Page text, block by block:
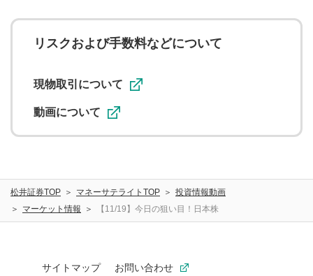
ことを承諾したものとします。また、利用者は、コメント
に関する著作者人格権を行使しないことに同意します。利
用者が投稿したコメントは、当社サービスの広告・宣伝、
ることがあります。
リスクおよび手数料などについて
現物取引について
動画について
松井証券TOP マネーサテライトTOP
投資情報動画
マーケット情報
【11/19】今日の狙い目！日本株
サイトマップ
お問い合わせ